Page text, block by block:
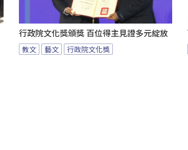
行政院文化獎頒獎 百位得主見證多元綻放
教文 藝文 行政院文化獎